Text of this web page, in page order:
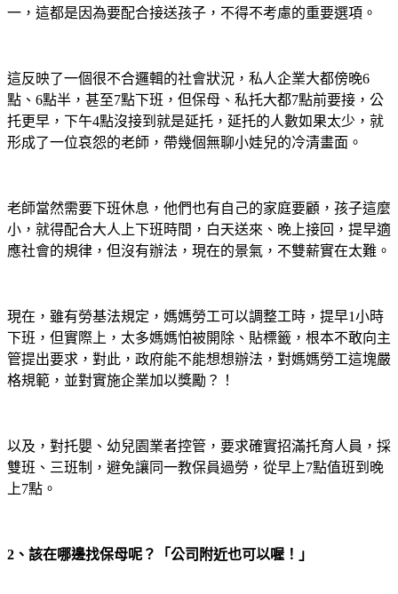
一，這都是因為要配合接送孩子，不得不考慮的重要選項。
這反映了一個很不合邏輯的社會狀況，私人企業大都傍晚6
點、 6點半，甚至7點下班，但保母、私托大都7點前要接，公
托更早，下午4點沒接到就是延托，延托的人數如果太少，就
形成了一位哀怨的老師，帶幾個無聊小娃兒的冷清畫面。
老師當然需要下班休息，他們也有自己的家庭要顧，孩子這麼
小，就得配合大人上下班時間，白天送來、晚上接回，提早適
應社會的規律，但沒有辦法，現在的景氣，不雙薪實在太難。
現在，雖有勞基法規定，媽媽勞工可以調整工時，提早1小時
下班，但實際上，太多媽媽怕被開除、貼標籤，根本不敢向主
管提出要求，對此，政府能不能想想辦法，對媽媽勞工這塊嚴
格規範，並對實施企業加以獎勵？！
以及，對托嬰、幼兒園業者控管，要求確實招滿托育人員，採
雙班、三班制，避免讓同一教保員過勞，從早上7點值班到晚
上7點。
2 、該在哪邊找保母呢？「公司附近也可以喔！」